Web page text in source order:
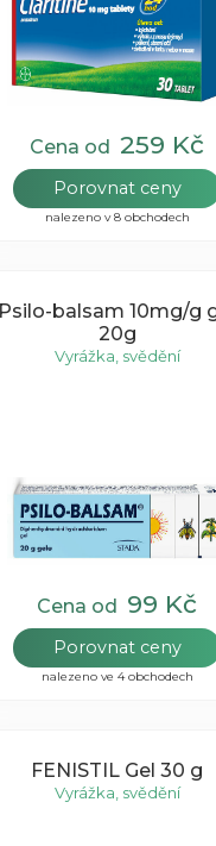
Cena od 259 Kč
Porovnat ceny
nalezeno v 8 obchodech
Psilo-balsam 10mg/g
20g
Vyrážka, svědění
Cena od 99 Kč
Porovnat ceny
nalezeno ve 4 obchodech
FENISTIL Gel 30 g
Vyrážka, svědění